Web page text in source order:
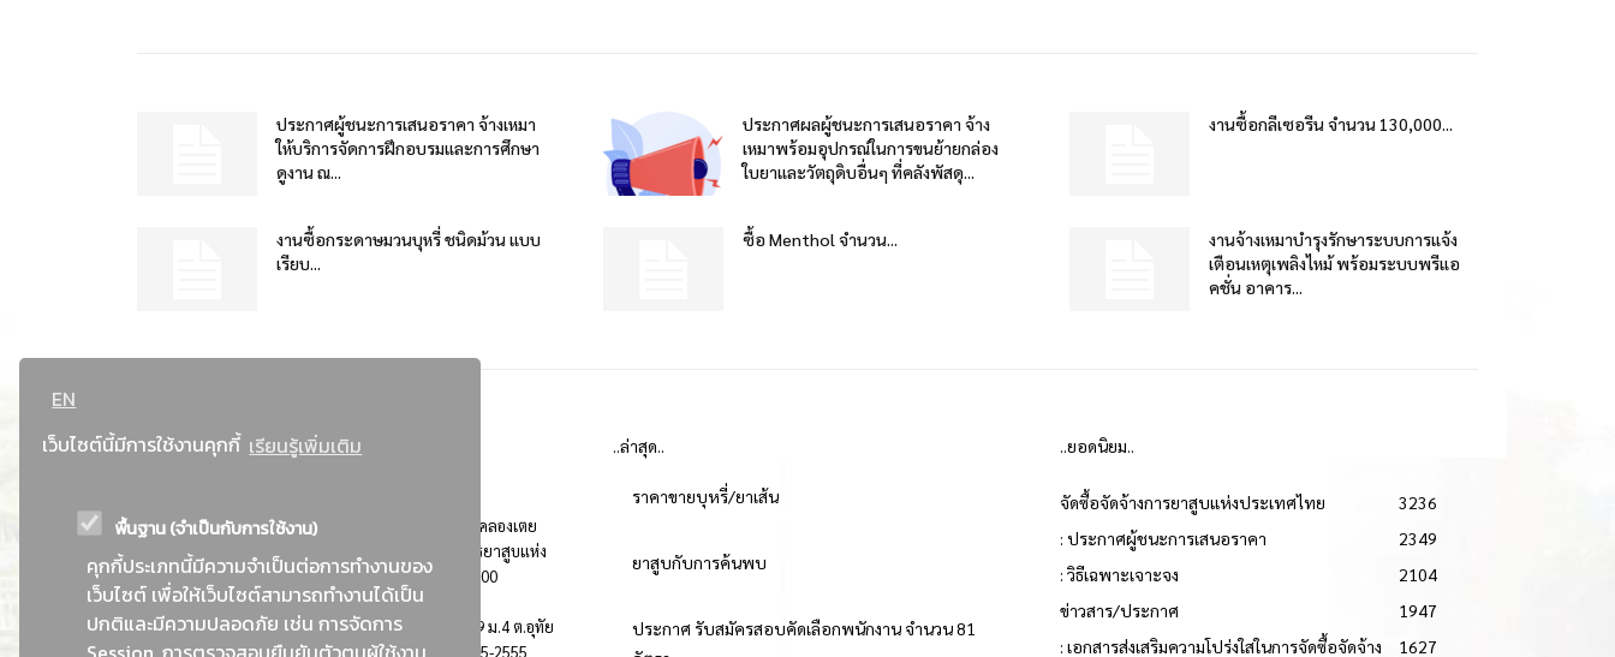
EN
เว็บไซต์นี้มีการใช้งานคุกกี้ เรียนรู้เพิ่มเติม
พื้นฐาน (จำเป็นกับการใช้งาน)
คุกกี้ประเภทนี้มีความจำเป็นต่อการทำงานของ
เว็บไซต์ เพื่อให้เว็บไซต์สามารถทำงานได้เป็น
ปกติและมีความปลอดภัย เช่น การจัดการ
ประกาศผู้ชนะการเสนอราคา จ้างเหมา
ให้บริการจัดการฝึกอบรมและการศึกษา
ดูงาน ณ...
ประกาศผลผู้ชนะการเสนอราคา จ้าง
เหมาพร้อมอุปกรณ์ในการขนย้ายกล่อง
ใบยาและวัตถุดิบอื่นๆ ที่คลังพัสดุ...
งานซื้อกลีเซอรีน จำนวน 130,000...
งานซื้อกระดาษมวนบุหรี่ ชนิดม้วน แบบ
เรียบ...
ซื้อ Menthol จำนวน...
งานจ้างเหมาบำรุงรักษาระบบการแจ้ง
เตือนเหตุเพลิงไหม้ พร้อมระบบพรีแอ
คชั่น อาคาร...
ที่อยู่ : 184 ถนนพระรามที่ 4 แขวงคลองเตย เขตคลองเตย
กรุงเทพมหานคร 10110 ติดต่อประชาสัมพันธ์ การยาสูบแห่ง
ประเทศไทย Call center โทร. 0-2229-1000
การยาสูบแห่งประเทศไทย พระนครศรีอยุธยา : 999 ม.4 ต.อุทัย
อ.อุทัย จ.พระนครศรีอยุธยา 13210 โทร. 0-3535-2555
..ล่าสุด..
ราคาขายบุหรี่/ยาเส้น
ยาสูบกับการค้นพบ
ประกาศ รับสมัครสอบคัดเลือกพนักงาน จำนวน 81
..ยอดนิยม..
จัดซื้อจัดจ้างการยาสูบแห่งประเทศไทย
3236
: ประกาศผู้ชนะการเสนอราคา
2349
: วิธีเฉพาะเจาะจง
2104
ข่าวสาร/ประกาศ
1947
: เอกสารส่งเสริมความโปร่งใสในการจัดซื้อจัดจ้าง
1627